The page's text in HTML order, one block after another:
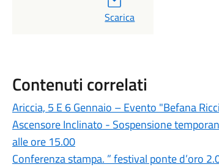
PDF
Scarica
Contenuti correlati
Ariccia, 5 E 6 Gennaio – Evento "Befana
Ascensore Inclinato - Sospensione
alle ore 15.00
Conferenza stampa. ” festival ponte d’oro